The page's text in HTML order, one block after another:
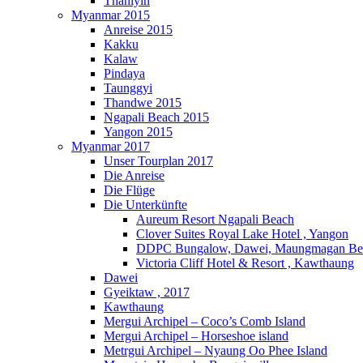
Myanmar 2015
Anreise 2015
Kakku
Kalaw
Pindaya
Taunggyi
Thandwe 2015
Ngapali Beach 2015
Yangon 2015
Myanmar 2017
Unser Tourplan 2017
Die Anreise
Die Flüge
Die Unterkünfte
Aureum Resort Ngapali Beach
Clover Suites Royal Lake Hotel , Yangon
DDPC Bungalow, Dawei, Maungmagan
Victoria Cliff Hotel & Resort , Kawthaung
Dawei
Gyeiktaw , 2017
Kawthaung
Mergui Archipel – Coco’s Comb Island
Mergui Archipel – Horseshoe island
Metrgui Archipel – Nyaung Oo Phee Island